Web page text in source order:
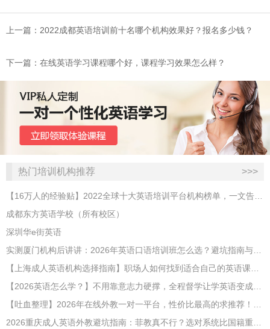
上一篇：2022成都英语培训前十名哪个机构效果好？报名多少钱？
下一篇：在线英语学习课程哪个好，课程学习效果怎么样？
热门培训机构推荐 >>>
【16万人的经验贴】2022全球十大英语培训平台机构榜单，一文告诉你
成都东方英语学校（所有校区）
深圳华e街英语
实测厦门机构后讲讲：2026年英语口语培训班怎么选？避坑指南与高效学习新范式
【上海成人英语机构选择指南】职场人如何找到适合自己的英语课程？
【2026英语怎么学？】不用靠意志力硬撑，全程督学让学英语变成日常习惯
【吐血整理】2026年在线外教一对一平台，性价比最高的求推荐！哪家效果好？
2026重庆成人英语外教避坑指南：菲教真不行？选对系统比国籍重要100倍！